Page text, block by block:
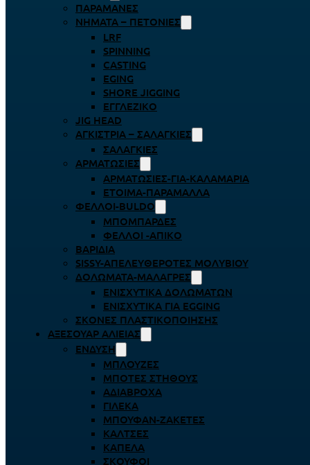
ΠΑΡΑΜΆΝΕΣ
ΝΉΜΑΤΑ – ΠΕΤΟΝΙΈΣ
LRF
SPINNING
CASTING
EGING
SHORE JIGGING
ΕΓΓΛΈΖΙΚΟ
JIG HEAD
ΑΓΚΊΣΤΡΙΑ – ΣΑΛΑΓΚΙΈΣ
ΣΑΛΑΓΚΙΈΣ
ΑΡΜΑΤΩΣΙΈΣ
ΑΡΜΑΤΩΣΙΈΣ-ΓΙΑ-ΚΑΛΑΜΆΡΙΑ
ΈΤΟΙΜΑ-ΠΑΡΆΜΑΛΛΑ
ΦΕΛΛΟΊ-BULDO
ΜΠΟΜΠΆΡΔΕΣ
ΦΕΛΛΟΊ -ΑΠΊΚΟ
ΒΑΡΊΔΙΑ
SISSY-ΑΠΕΛΕΥΘΕΡΟΤΈΣ ΜΟΛΥΒΙΟΎ
ΔΟΛΏΜΑΤΑ-ΜΑΛΆΓΡΕΣ
ΕΝΙΣΧΥΤΙΚΆ ΔΟΛΩΜΆΤΩΝ
ΕΝΙΣΧΥΤΙΚΆ ΓΙΑ EGGING
ΣΚΌΝΕΣ ΠΛΑΣΤΙΚΟΠΟΊΗΣΗΣ
ΑΞΕΣΟΥΆΡ ΑΛΙΕΊΑΣ
ΈΝΔΥΣΗ
ΜΠΛΟΎΖΕΣ
ΜΠΌΤΕΣ ΣΤΉΘΟΥΣ
ΑΔΙΆΒΡΟΧΑ
ΓΙΛΈΚΑ
ΜΠΟΥΦΆΝ-ΖΑΚΈΤΕΣ
ΚΆΛΤΣΕΣ
ΚΑΠΈΛΑ
ΣΚΟΎΦΟΙ